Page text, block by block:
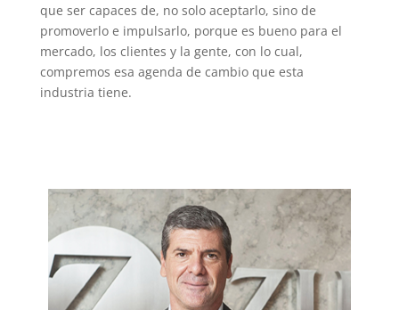
que ser capaces de, no solo aceptarlo, sino de
promoverlo e impulsarlo, porque es bueno para el
mercado, los clientes y la gente, con lo cual,
compremos esa agenda de cambio que esta
industria tiene.